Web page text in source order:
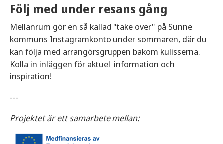
Följ med under resans gång
Mellanrum gör en så kallad "take over" på Sunne
kommuns Instagramkonto under sommaren, där du
kan följa med arrangörsgruppen bakom kulisserna.
Kolla in inläggen för aktuell information och
inspiration!
---
Projektet är ett samarbete mellan: